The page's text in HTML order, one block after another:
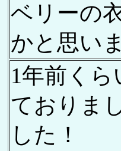
ベリーの
かと思い
1年前く
ておりま
した！